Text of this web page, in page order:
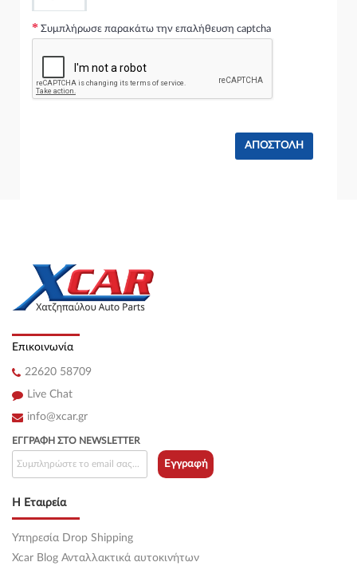
AUDI TT 2006 - 2011 ( 8J ) Cabrio / 2dr 2.0 TTS quattro (
CDLA,CDMA ) (265 hp ) Βενζίνη
) (272 hp ) Βενζίνη
AUDI TT 2006 - 2011 ( 8J ) Coupe /2dr 2.0 TTS quattro (
CDLA,CDMA ) (265 hp ) Βενζίνη
SEAT LEON 2005 - 2009 ( 1P ) Hatchback / 5dr 2.0 TFSI (
AUDI TT 2011 - 2014 Coupe /2dr 2.0 TTS quattro (
CDLA,CDMA ) (265 hp ) Βενζίνη
SEAT LEON 2009 - 2013 ( 1P ) Hatchback / 5dr 2.0 Cupra R (
SEAT LEON 2009 - 2013 ( 1P ) Hatchback / 5dr 2.0 TFSI (
VW SCIROCCO 2014 - Coupe / 3dr 2.0 R ( CDLC ) (256 hp )
Βενζίνη
Βενζίνη
Συμπλήρωσε παρακάτω την επαλήθευση captcha
Επικοινωνία
22620 58709
Live Chat
info@xcar.gr
Η Εταιρεία
Υπηρεσία Drop Shipping
Xcar Blog Ανταλλακτικά αυτοκινήτων
ΕΓΓΡΑΦΉ ΣΤΟ NEWSLETTER
Εγγραφή